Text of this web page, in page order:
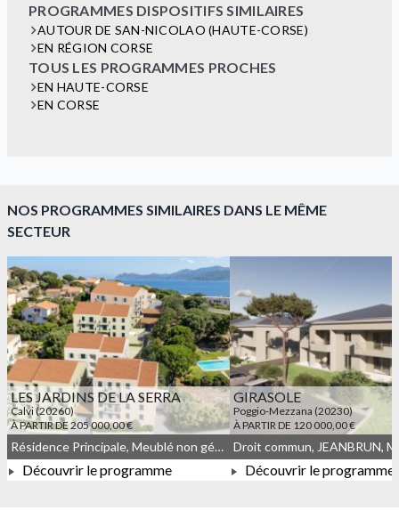
PROGRAMMES DISPOSITIFS SIMILAIRES
AUTOUR DE SAN-NICOLAO (HAUTE-CORSE)
EN RÉGION CORSE
TOUS LES PROGRAMMES PROCHES
EN HAUTE-CORSE
EN CORSE
NOS PROGRAMMES SIMILAIRES DANS LE MÊME
SECTEUR
LES JARDINS DE LA SERRA
Calvi (20260)
À PARTIR DE 205 000,00 €
Résidence Principale, Meublé non géré, Droit commun, JEANBRUN
Découvrir le programme
GIRASOLE
Poggio-Mezzana (20230)
À PARTIR DE 120 000,00 €
Découvrir le programme